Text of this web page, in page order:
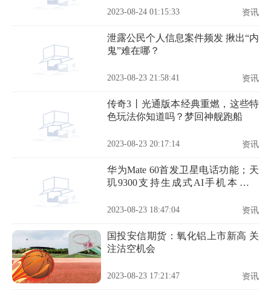
2023-08-24 01:15:33 资讯
泄露公民个人信息案件频发 揪出“内
鬼”难在哪？
2023-08-23 21:58:41 资讯
传奇3丨光通版本经典重燃，这些特
色玩法你知道吗？梦回神舰跑船
2023-08-23 20:17:14 资讯
华为Mate 60首发卫星电话功能；天
玑9300支持生成式AI手机本地运
2023-08-23 18:47:04 资讯
国投安信期货：氧化铝上市新高 关
注沽空机会
2023-08-23 17:21:47 资讯